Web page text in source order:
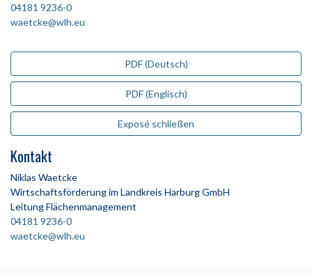
04181 9236-0
waetcke@wlh.eu
PDF (Deutsch)
PDF (Englisch)
Exposé schließen
Kontakt
Niklas Waetcke
Wirtschaftsförderung im Landkreis Harburg GmbH
Leitung Flächenmanagement
04181 9236-0
waetcke@wlh.eu